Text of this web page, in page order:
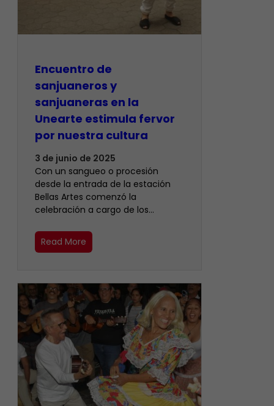
Encuentro de
sanjuaneros y
sanjuaneras en la
Unearte estimula fervor
por nuestra cultura
3 de junio de 2025
Con un sangueo o procesión
desde la entrada de la estación
Bellas Artes comenzó la
celebración a cargo de los…
Read More